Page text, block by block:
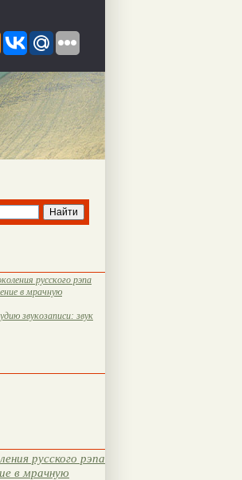
русского рэпа
в мрачную
звукозаписи: звук
русского рэпа
в мрачную